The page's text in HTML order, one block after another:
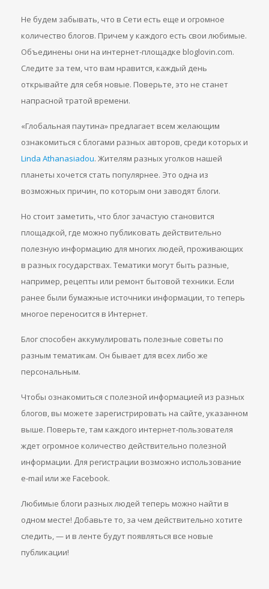
Не будем забывать, что в Сети есть еще и огромное
количество блогов. Причем у каждого есть свои любимые.
Объединены они на интернет-площадке bloglovin.com.
Следите за тем, что вам нравится, каждый день
открывайте для себя новые. Поверьте, это не станет
напрасной тратой времени.
«Глобальная паутина» предлагает всем желающим
ознакомиться с блогами разных авторов, среди которых и
Linda Athanasiadou. Жителям разных уголков нашей
планеты хочется стать популярнее. Это одна из
возможных причин, по которым они заводят блоги.
Но стоит заметить, что блог зачастую становится
площадкой, где можно публиковать действительно
полезную информацию для многих людей, проживающих
в разных государствах. Тематики могут быть разные,
например, рецепты или ремонт бытовой техники. Если
ранее были бумажные источники информации, то теперь
многое переносится в Интернет.
Блог способен аккумулировать полезные советы по
разным тематикам. Он бывает для всех либо же
персональным.
Чтобы ознакомиться с полезной информацией из разных
блогов, вы можете зарегистрировать на сайте, указанном
выше. Поверьте, там каждого интернет-пользователя
ждет огромное количество действительно полезной
информации. Для регистрации возможно использование
e-mail или же Facebook.
Любимые блоги разных людей теперь можно найти в
одном месте! Добавьте то, за чем действительно хотите
следить, — и в ленте будут появляться все новые
публикации!